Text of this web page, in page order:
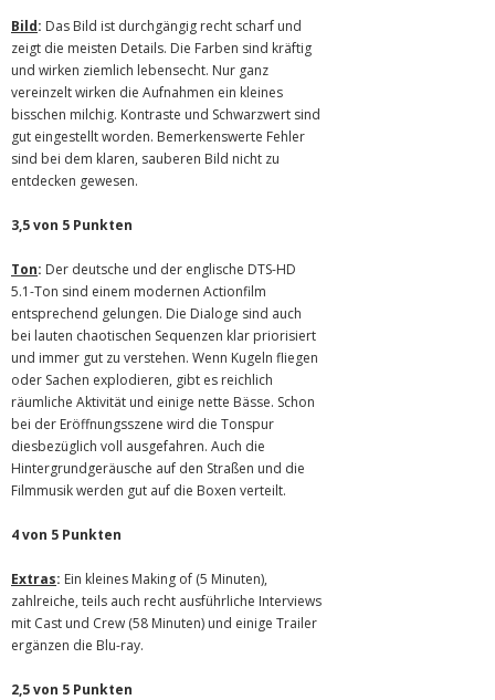
Bild: Das Bild ist durchgängig recht scharf und
zeigt die meisten Details. Die Farben sind kräftig
und wirken ziemlich lebensecht. Nur ganz
vereinzelt wirken die Aufnahmen ein kleines
bisschen milchig. Kontraste und Schwarzwert sind
gut eingestellt worden. Bemerkenswerte Fehler
sind bei dem klaren, sauberen Bild nicht zu
entdecken gewesen.
3,5 von 5 Punkten
Ton: Der deutsche und der englische DTS-HD
5.1-Ton sind einem modernen Actionfilm
entsprechend gelungen. Die Dialoge sind auch
bei lauten chaotischen Sequenzen klar priorisiert
und immer gut zu verstehen. Wenn Kugeln fliegen
oder Sachen explodieren, gibt es reichlich
räumliche Aktivität und einige nette Bässe. Schon
bei der Eröffnungsszene wird die Tonspur
diesbezüglich voll ausgefahren. Auch die
Hintergrundgeräusche auf den Straßen und die
Filmmusik werden gut auf die Boxen verteilt.
4 von 5 Punkten
Extras: Ein kleines Making of (5 Minuten),
zahlreiche, teils auch recht ausführliche Interviews
mit Cast und Crew (58 Minuten) und einige Trailer
ergänzen die Blu-ray.
2,5 von 5 Punkten